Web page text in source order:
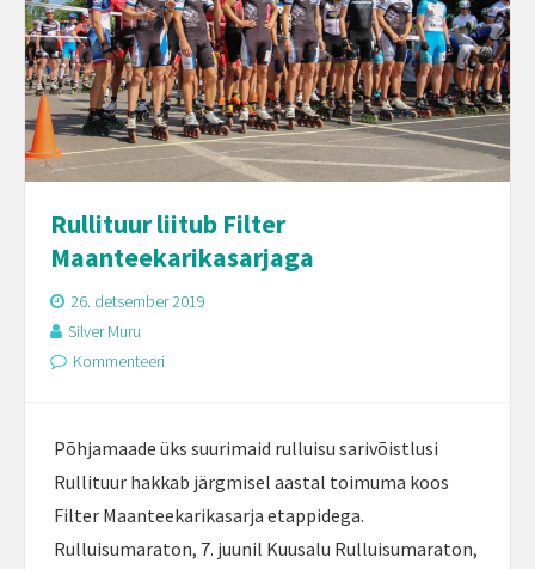
Rullituur liitub Filter
Maanteekarikasarjaga
26. detsember 2019
Silver Muru
Kommenteeri
Põhjamaade üks suurimaid rulluisu sarivõistlusi
Rullituur hakkab järgmisel aastal toimuma koos
Filter Maanteekarikasarja etappidega.
Rulluisumaraton, 7. juunil Kuusalu Rulluisumaraton,